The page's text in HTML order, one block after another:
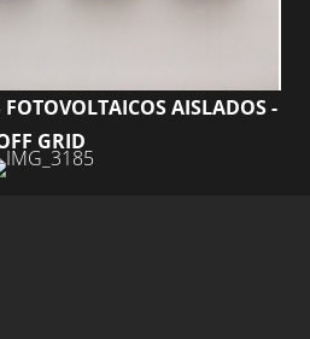
FOTOVOLTAICOS AISLADOS -
GRID